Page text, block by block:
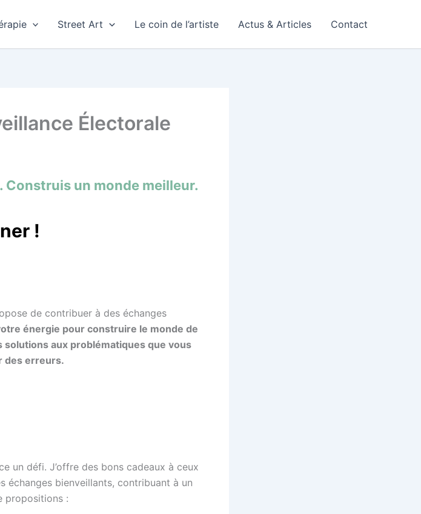
Street Art Le coin de l’artiste Actus & Articles Contact
Électorale
Construis un monde meilleur.
!
de contribuer à des échanges
énergie pour construire le monde de
aux problématiques que vous
des erreurs.
un défi. J’offre des bons cadeaux à ceux
échanges bienveillants, contribuant à un
propositions :